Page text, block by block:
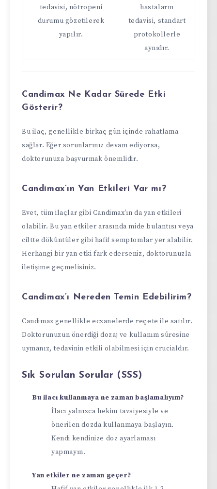
tedavisi, nötropeni
durumu gözetilerek
yapılır.
hastaların
tedavisi, standart
protokollerle
aynıdır.
Candimax Ne Kadar Sürede Etki
Gösterir?
Bu ilaç, genellikle birkaç gün içinde rahatlama
sağlar. Eğer sorunlarınız devam ediyorsa,
doktorunuza başvurmak önemlidir.
Candimax’ın Yan Etkileri Var mı?
Evet, tüm ilaçlar gibi Candimax’ın da yan etkileri
olabilir. Bu yan etkiler arasında mide bulantısı veya
ciltte döküntüler gibi hafif semptomlar yer alabilir.
Herhangi bir yan etki fark ederseniz, doktorunuzla
iletişime geçmelisiniz.
Candimax’ı Nereden Temin Edebilirim?
Candimax genellikle eczanelerde reçete ile satılır.
Doktorunuzun önerdiği dozaj ve kullanım süresine
uymanız, tedavinin etkili olabilmesi için crucialdır.
Sık Sorulan Sorular (SSS)
Bu ilacı kullanmaya ne zaman başlamalıyım?
İlacı yalnızca hekim tavsiyesiyle ve
önerilen dozda kullanmaya başlayın.
Kendi kendinize doz ayarlaması
yapmayın.
Yan etkiler ne zaman geçer?